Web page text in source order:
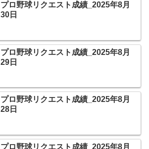
プロ野球リクエスト成績_2025年8月
30日
プロ野球リクエスト成績_2025年8月
29日
プロ野球リクエスト成績_2025年8月
28日
プロ野球リクエスト成績_2025年8月